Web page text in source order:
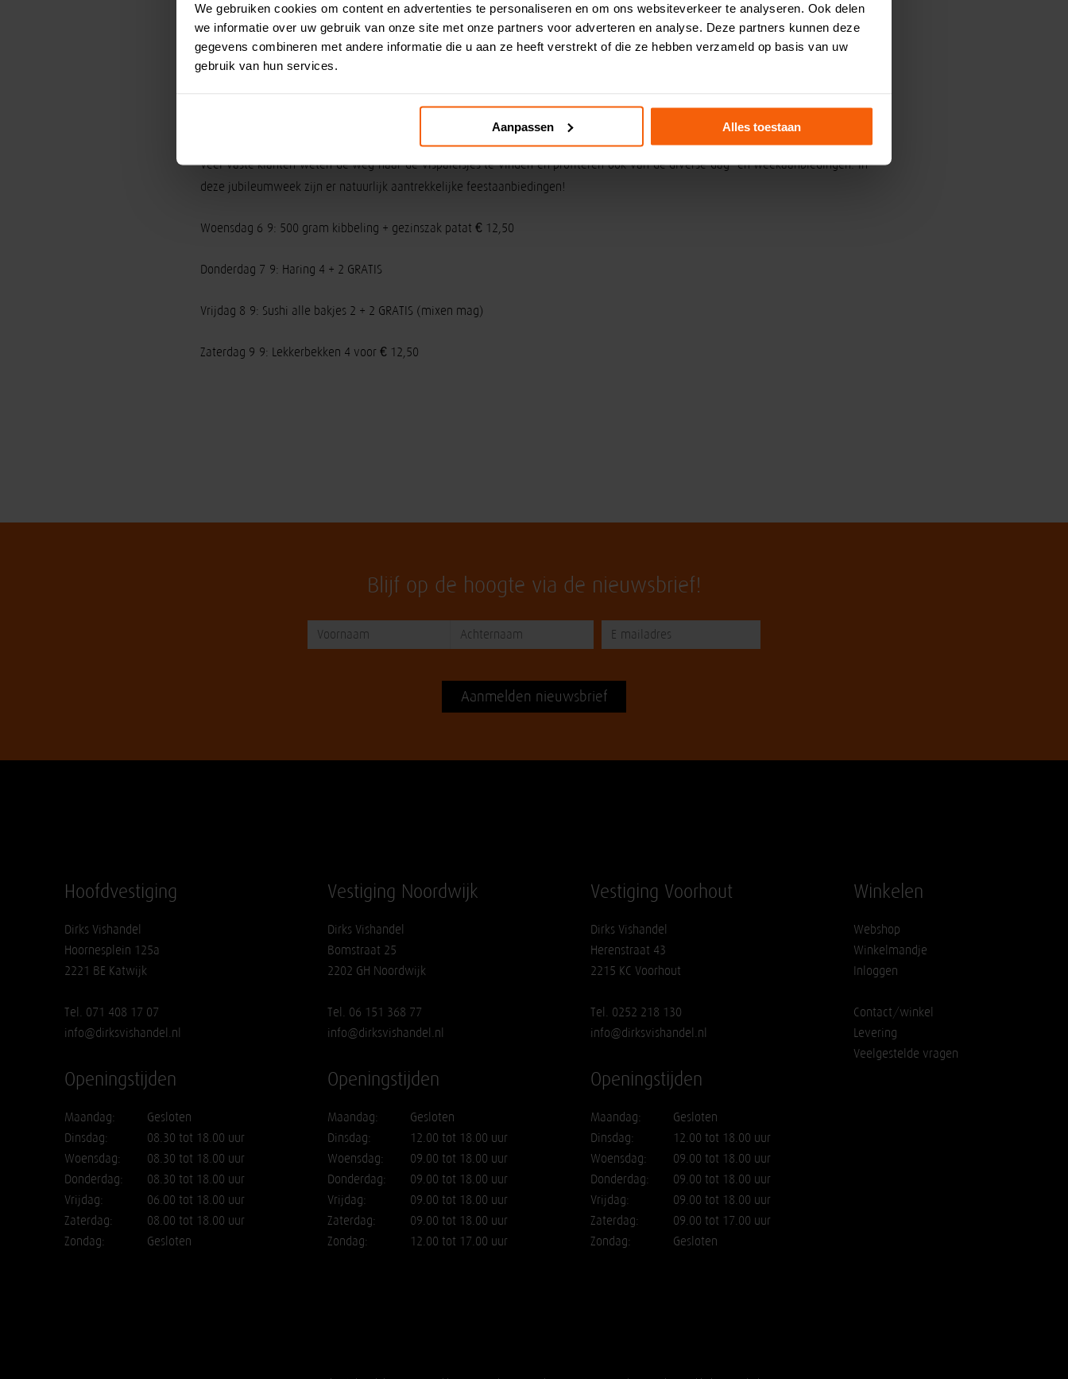
We gebruiken cookies om content en advertenties te personaliseren en om ons websiteverkeer te analyseren. Ook delen
we informatie over uw gebruik van onze site met onze partners voor adverteren en analyse. Deze partners kunnen deze
gegevens combineren met andere informatie die u aan ze heeft verstrekt of die ze hebben verzameld op basis van uw
gebruik van hun services.
Aanpassen Alles toestaan
Naast liefde voor en kennis van het vak is er veel enthousiasme in het team van Dirks Vishandel. In totaal zijn er inclusief de
parttimers zo’n kleine veertig medewerkers in dienst.
alleskunner en neemt hem veel werk uit handen zodat Dirk zich kan richten op ondernemen.
Veel vaste klanten weten de weg naar de vispaleisjes te vinden en profiteren ook van de diverse dag- en weekaanbiedingen. In
deze jubileumweek zijn er natuurlijk aantrekkelijke feestaanbiedingen!
Woensdag 6-9: 500 gram kibbeling + gezinszak patat € 12,50
Donderdag 7-9: Haring 4 + 2 GRATIS
Vrijdag 8-9: Sushi alle bakjes 2 + 2 GRATIS (mixen mag)
Zaterdag 9-9: Lekkerbekken 4 voor € 12,50
Blijf op de hoogte via de nieuwsbrief!
Aanmelden nieuwsbrief
Hoofdvestiging
Dirks Vishandel
Hoornesplein 125a
2221 BE Katwijk
Tel. 071 408 17 07
info@dirksvishandel.nl
Openingstijden
Maandag:
Gesloten
Dinsdag:
08.30 tot 18.00 uur
Woensdag:
08.30 tot 18.00 uur
Donderdag:
08.30 tot 18.00 uur
Vrijdag:
06.00 tot 18.00 uur
Zaterdag:
08.00 tot 18.00 uur
Zondag:
Gesloten
Vestiging Noordwijk
Dirks Vishandel
Bomstraat 25
2202 GH Noordwijk
Tel. 06 151 368 77
info@dirksvishandel.nl
Openingstijden
Maandag:
Gesloten
Dinsdag:
12.00 tot 18.00 uur
Woensdag:
09.00 tot 18.00 uur
Donderdag:
09.00 tot 18.00 uur
Vrijdag:
09.00 tot 18.00 uur
Zaterdag:
09.00 tot 18.00 uur
Zondag:
12.00 tot 17.00 uur
Vestiging Voorhout
Dirks Vishandel
Herenstraat 43
2215 KC Voorhout
Tel. 0252 218 130
info@dirksvishandel.nl
Openingstijden
Maandag:
Gesloten
Dinsdag:
12.00 tot 18.00 uur
Woensdag:
09.00 tot 18.00 uur
Donderdag:
09.00 tot 18.00 uur
Vrijdag:
09.00 tot 18.00 uur
Zaterdag:
09.00 tot 17.00 uur
Zondag:
Gesloten
Winkelen
Webshop
Winkelmandje
Inloggen
Contact/winkel
Levering
Veelgestelde vragen